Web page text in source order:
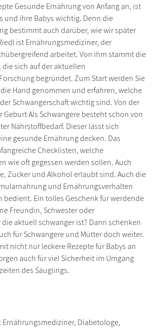
Gesunde Ernährung von Anfang an, ist
und ihre Babys wichtig. Denn die
bestimmt auch darüber, wie wir später
ist Ernährungsmediziner, der
arbeitet. Von ihm stammt die
die sich auf der aktuellen
begründet. Zum Start werden Sie
Hand genommen und erfahren, welche
Schwangerschaft wichtig sind. Von der
Geburt Als Schwangere besteht schon von
Nährstoffbedarf. Dieser lässt sich
gesunde Ernährung decken. Das
Checklisten, welche
wie oft gegessen werden sollen. Auch
Zucker und Alkohol erlaubt sind. Auch die
und Ernährungsverhalten
bedient. Ein tolles Geschenk für werdende
Freundin, Schwester oder
aktuell schwanger ist? Dann schenken
für Schwangere und Mütter doch weiter.
nicht nur leckere Rezepte für Babys an
auch für viel Sicherheit im Umgang
des Säuglings.
Ernährungsmediziner, Diabetologe,